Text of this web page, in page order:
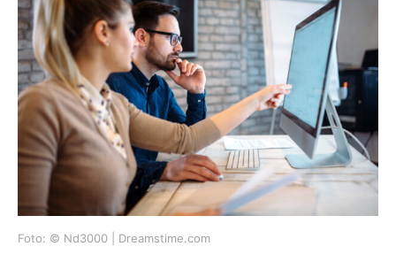
Foto: © Nd3000 | Dreamstime.com